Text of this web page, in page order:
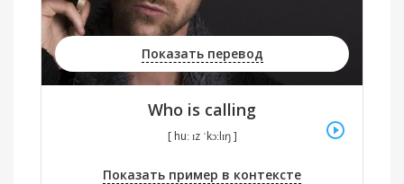
Показать перевод
Who is calling
[ huː ɪz ˈkɔːlɪŋ ]
Показать пример в контексте